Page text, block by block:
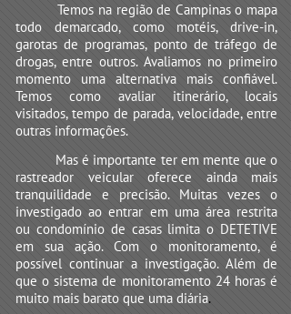
Temos na região de Campinas o mapa
todo demarcado, como motéis, drive-in,
garotas de programas, ponto de tráfego de
drogas, entre outros. Avaliamos no primeiro
momento uma alternativa mais confiável.
Temos como avaliar itinerário, locais
visitados, tempo de parada, velocidade, entre
outras informações.
Mas é importante ter em mente que o
rastreador veicular oferece ainda mais
tranquilidade e precisão. Muitas vezes o
investigado ao entrar em uma área restrita
ou condomínio de casas limita o DETETIVE
em sua ação. Com o monitoramento, é
possível continuar a investigação. Além de
que o sistema de monitoramento 24 horas é
muito mais barato que uma diária.